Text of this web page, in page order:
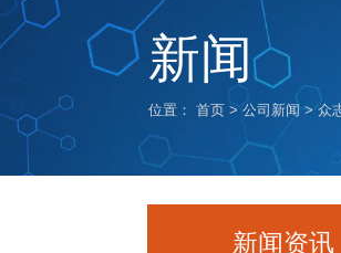
新闻
位置：首页 >公司新闻 >众
新闻资讯